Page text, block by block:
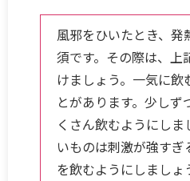
風邪をひいたとき、
須です。その際は、上
けましょう。一気に飲
とがあります。少しず
くさん飲むようにし
いものは刺激が強す
を飲むようにしまし